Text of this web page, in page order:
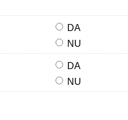
DA
NU
DA
NU